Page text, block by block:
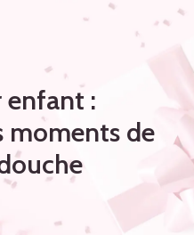
enfant :
moments de